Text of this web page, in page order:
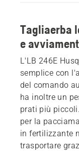
Tagliaerba
e
L'LB 246E
semplice con
del comando
ha inoltre un
prati più
per la
in fertilizzante
trasportare